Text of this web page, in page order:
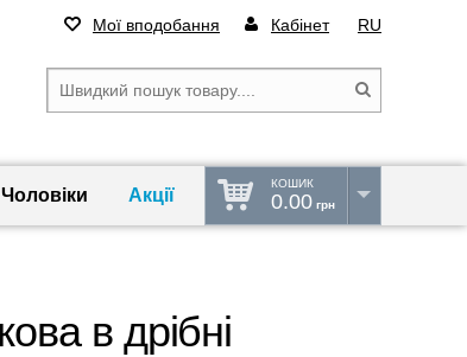
Мої вподобання Кабінет RU
Чоловіки Акції
КОШИК
0.00 грн
в дрібні